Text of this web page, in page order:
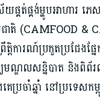
ផ្គត់ផ្គង់ម្ហូបអាហារ ភ
ជាតិ (CAMFOOD &
ការណ៍ប្រកួតប្រជែងផ្នែ
ឈមណ្ឌលសន្និបាត និងពិ
េប្រចាំឆ្នាំ នៅប្រទេសក